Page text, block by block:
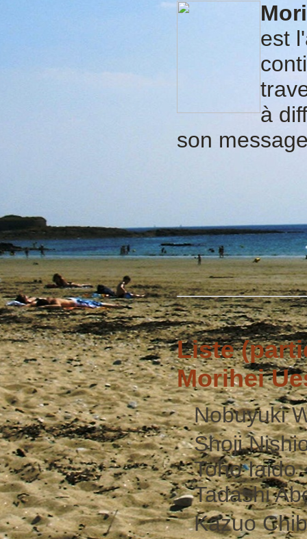
est
à
son
Liste
Morihei
Nobuyuki
Shoji
Toho Iaido
Tadashi
Kazuo